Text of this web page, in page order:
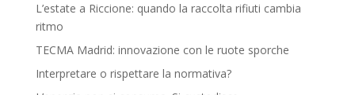
L’estate a Riccione: quando la raccolta rifiuti cambia
ritmo
TECMA Madrid: innovazione con le ruote sporche
Interpretare o rispettare la normativa?